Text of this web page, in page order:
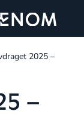
2025 –
–